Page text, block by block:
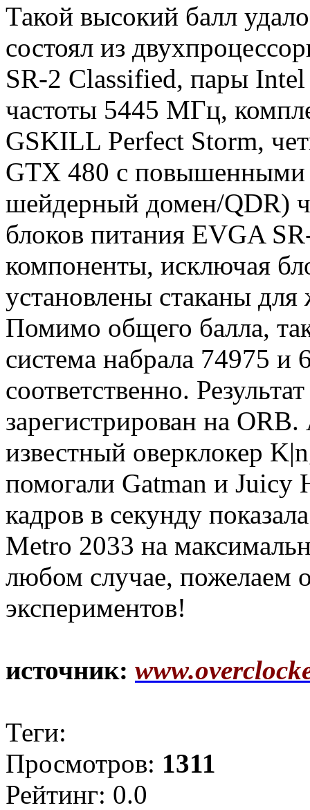
Такой высокий балл
состоял из
SR-2 Classified, пары
частоты 5445 МГц,
GSKILL Perfect Storm,
GTX 480 с
шейдерный домен/QDR)
блоков питания EVGA
компоненты, исключая
установлены стаканы для
Помимо общего балла,
система набрала 74975 и
соответственно.
зарегистрирован на
известный оверклокер
помогали Gatman и Juicy
кадров в секунду
Metro 2033 на
любом случае, пожелаем
экспериментов!
источник:
Теги:
Просмотров: 1311
Рейтинг: 0.0